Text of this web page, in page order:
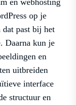
op je
dat past bij het
Daarna kun je
en
uitbreiden
interface
structuur en